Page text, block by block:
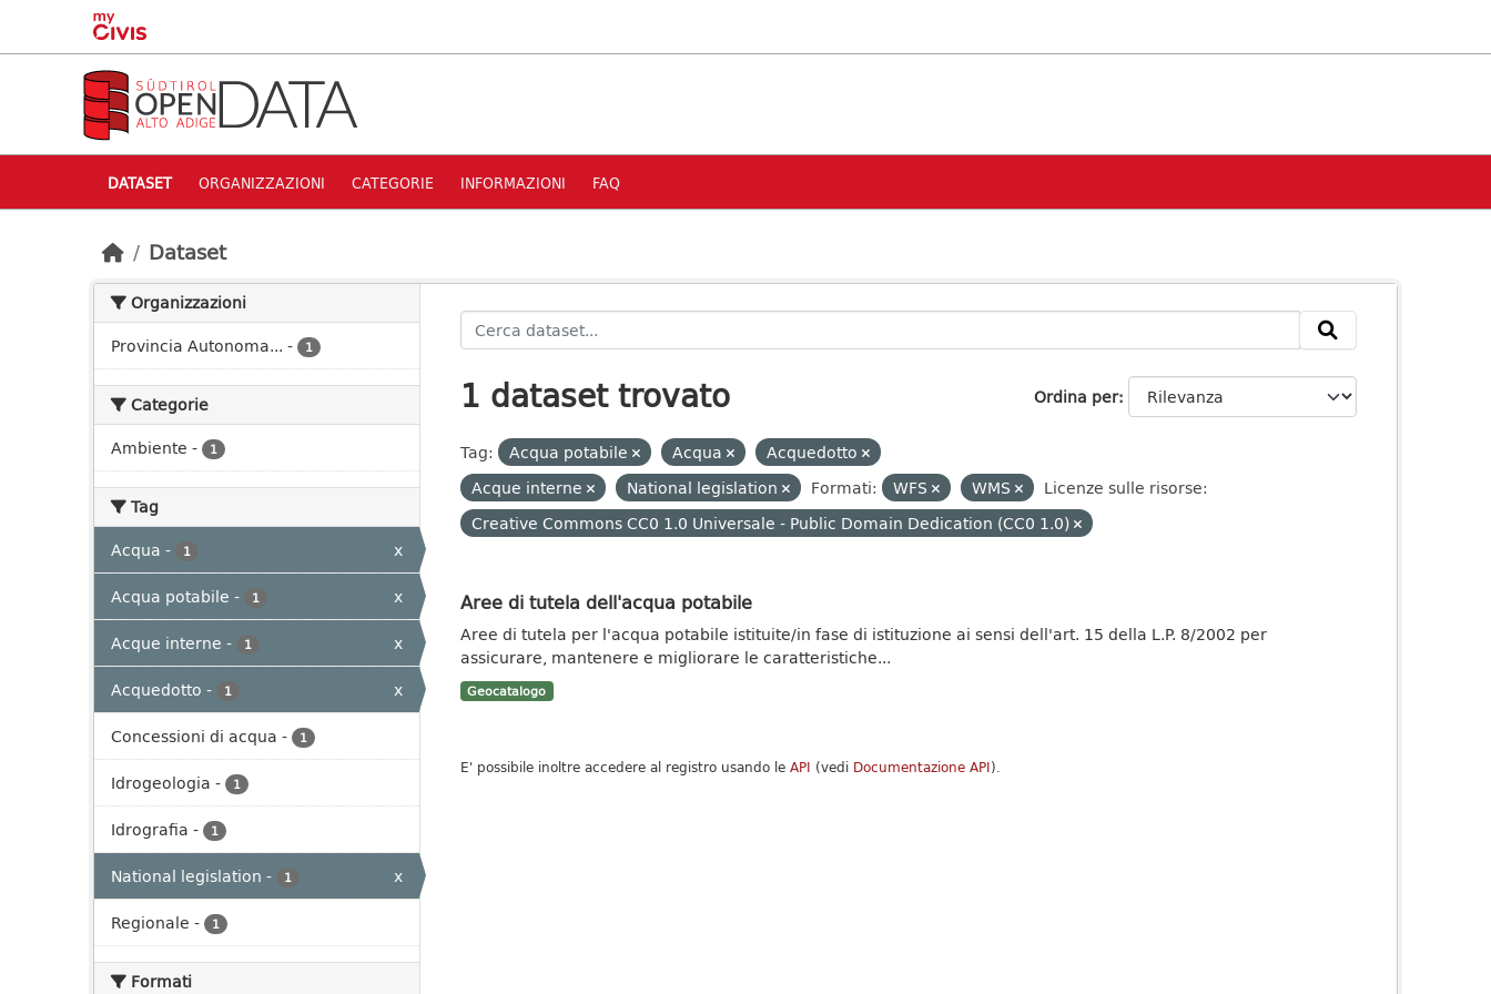
Skip to main content
DATASET ORGANIZZAZIONI CATEGORIE INFORMAZIONI FAQ
Dataset
Organizzazioni
Provincia Autonoma... - 1
Categorie
Ambiente - 1
Tag
Acqua - 1
x
Acqua potabile - 1
x
Acque interne - 1
x
Acquedotto - 1
x
Concessioni di acqua - 1
Idrogeologia - 1
Idrografia - 1
National legislation - 1
x
Regionale - 1
Formati
Ordina per
1 dataset trovato
Tag: Acqua potabile Acqua
Acquedotto
Acque interne
National legislation Formati: WFS WMS
Licenze sulle risorse:
Creative Commons CC0 1.0 Universale - Public Domain Dedication (CC0 1.0)
Aree di tutela dell'acqua potabile
Aree di tutela per l'acqua potabile istituite/in fase di istituzione ai sensi dell'art. 15 della L.P. 8/2002 per
assicurare, mantenere e migliorare le caratteristiche...
Geocatalogo
E' possibile inoltre accedere al registro usando le API (vedi Documentazione API).